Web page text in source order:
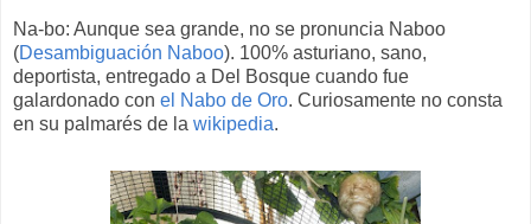
Na-bo: Aunque sea grande, no se pronuncia Naboo
(Desambiguación Naboo). 100% asturiano, sano,
deportista, entregado a Del Bosque cuando fue
galardonado con el Nabo de Oro. Curiosamente no consta
en su palmarés de la wikipedia.